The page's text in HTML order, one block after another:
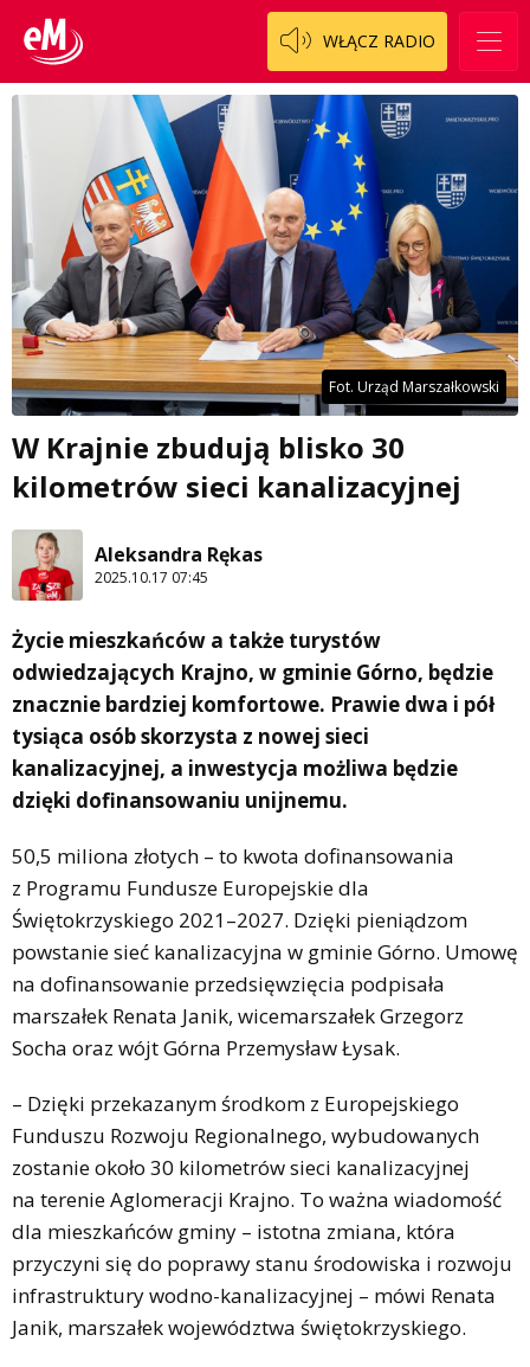
WŁĄCZ RADIO
Fot. Urząd Marszałkowski
W Krajnie zbudują blisko 30
kilometrów sieci kanalizacyjnej
Aleksandra Rękas
2025.10.17 07:45
Życie mieszkańców a także turystów
odwiedzających Krajno, w gminie Górno, będzie
znacznie bardziej komfortowe. Prawie dwa i pół
tysiąca osób skorzysta z nowej sieci
kanalizacyjnej, a inwestycja możliwa będzie
dzięki dofinansowaniu unijnemu.
50,5 miliona złotych – to kwota dofinansowania
z Programu Fundusze Europejskie dla
Świętokrzyskiego 2021–2027. Dzięki pieniądzom
powstanie sieć kanalizacyjna w gminie Górno. Umowę
na dofinansowanie przedsięwzięcia podpisała
marszałek Renata Janik, wicemarszałek Grzegorz
Socha oraz wójt Górna Przemysław Łysak.
– Dzięki przekazanym środkom z Europejskiego
Funduszu Rozwoju Regionalnego, wybudowanych
zostanie około 30 kilometrów sieci kanalizacyjnej
na terenie Aglomeracji Krajno. To ważna wiadomość
dla mieszkańców gminy – istotna zmiana, która
przyczyni się do poprawy stanu środowiska i rozwoju
infrastruktury wodno-kanalizacyjnej – mówi Renata
Janik, marszałek województwa świętokrzyskiego.